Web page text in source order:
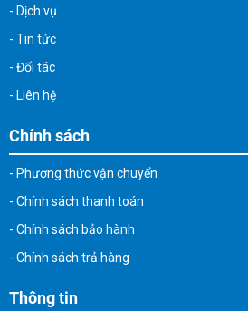
- Dịch vụ
- Tin tức
- Đối tác
- Liên hệ
Chính sách
- Phương thức vận chuyển
- Chính sách thanh toán
- Chính sách bảo hành
- Chính sách trả hàng
Thông tin